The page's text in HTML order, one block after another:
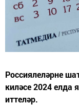
Россиялеләрне
киләсе 2024 елда
иттеләр.